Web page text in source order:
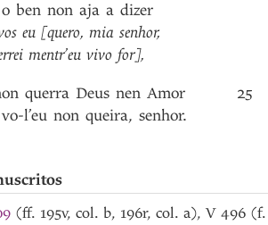
o ben non aja a dizer
eu [quero, mia senhor,
mentr’eu vivo for],
querra Deus nen Amor
vo-l’eu non queira, senhor.
25
(ff. 195v, col. b, 196r, col. a), V 496